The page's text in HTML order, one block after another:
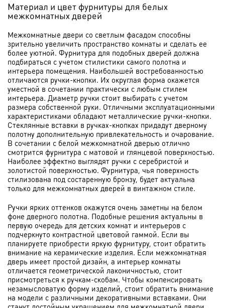
Материал и цвет фурнитуры для белых
межкомнатных дверей
Межкомнатные двери со светлым фасадом способны
зрительно увеличить пространство комнаты и сделать ее
более уютной. Фурнитура для подобных дверей должна
подбираться с учетом стилистики самого полотна и
интерьера помещения. Наибольшей востребованностью
отличаются ручки-кнопки. Их округлая форма окажется
уместной в сочетании практически с любым стилем
интерьера. Диаметр ручки стоит выбирать с учетом
размера собственной руки. Отличными эксплуатационными
характеристиками обладают металлические ручки-кнопки.
Стеклянные вставки в ручках-кнопках придадут дверному
полотну дополнительную привлекательность и очарование.
В сочетании с белой межкомнатной дверью отлично
смотрится фурнитура с матовой и глянцевой поверхностью.
Наиболее эффектно выглядят ручки с серебристой и
золотистой поверхностью. Фурнитура, чья поверхность
стилизована под состаренную бронзу, будет актуальна
только для межкомнатных дверей в винтажном стиле.
Ручки ярких оттенков окажутся очень заметны на белом
фоне дверного полотна. Подобные решения актуальны в
первую очередь для детских комнат и интерьеров с
подчеркнуто контрастной цветовой гаммой. Если вы
планируете приобрести яркую фурнитуру, стоит обратить
внимание на керамические изделия. Если межкомнатная
дверь имеет простой дизайн, а интерьер комнаты
отличается геометрической лаконичностью, стоит
присмотреться к ручкам-скобам. Чтобы компенсировать
незамысловатую форму изделий, стоит обратить внимание
на модели с различными декоративными вставками. Они